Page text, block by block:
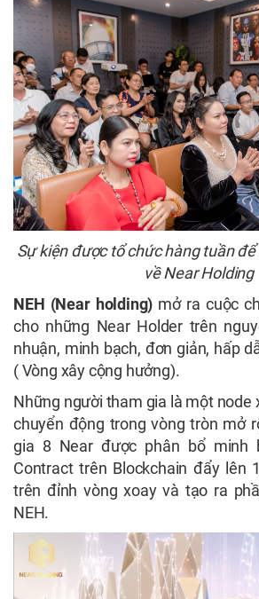
Sự kiện được tổ chức hàng tuần
về Near Holding
NEH (Near holding) mở ra cuộc
cho những Near Holder trên
nhuận, minh bạch, đơn giản, hấp
( Vòng xây cộng hưởng).
Những người tham gia là một node
chuyển động trong vòng tròn mở
gia 8 Near được phân bổ minh
Contract trên Blockchain đẩy lên
trên đỉnh vòng xoay và tạo ra
NEH.